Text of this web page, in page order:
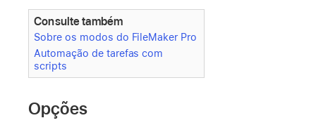
Consulte também
Sobre os modos do FileMaker Pro
Automação de tarefas com
scripts
Opções